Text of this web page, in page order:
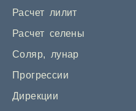
Расчет лилит
Расчет селены
Соляр, лунар
Прогрессии
Дирекции